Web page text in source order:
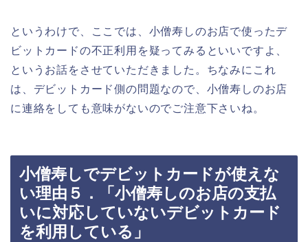
というわけで、ここでは、小僧寿しのお店で使ったデ
ビットカードの不正利用を疑ってみるといいですよ、
というお話をさせていただきました。ちなみにこれ
は、デビットカード側の問題なので、小僧寿しのお店
に連絡をしても意味がないのでご注意下さいね。
小僧寿しでデビットカードが使えな
い理由５．「小僧寿しのお店の支払
いに対応していないデビットカード
を利用している」